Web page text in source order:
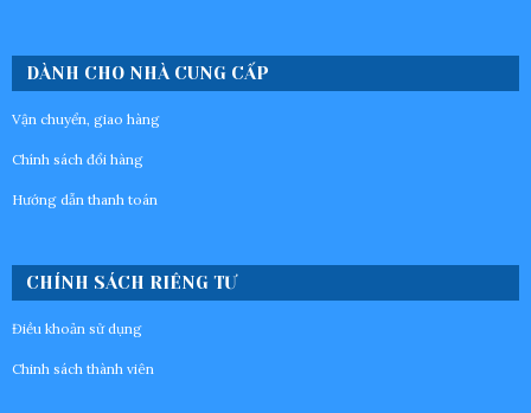
DÀNH CHO NHÀ CUNG CẤP
Vận chuyển, giao hàng
Chính sách đổi hàng
Hướng dẫn thanh toán
CHÍNH SÁCH RIÊNG TƯ
Điều khoản sử dụng
Chinh sách thành viên